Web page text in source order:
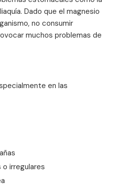
Dado que el magnesio
no consumir
muchos problemas de
en las
irregulares